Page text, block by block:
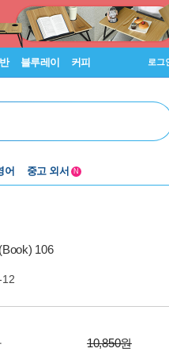
블루레이 커피 로그
어
중고 외서
N
106
12
10,850원